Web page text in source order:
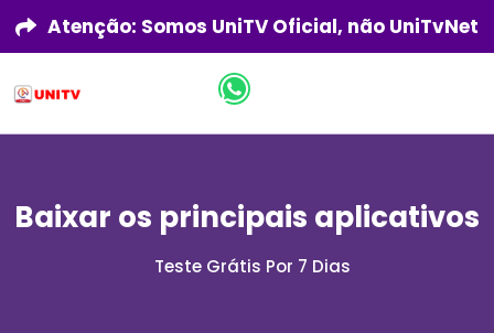
Atenção: Somos UniTV Oficial, não UniTvNet
Baixar os principais aplicativos
Teste Grátis Por 7 Dias